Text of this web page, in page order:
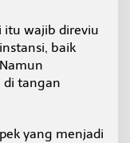
itu wajib direviu
baik
di tangan
yang menjadi